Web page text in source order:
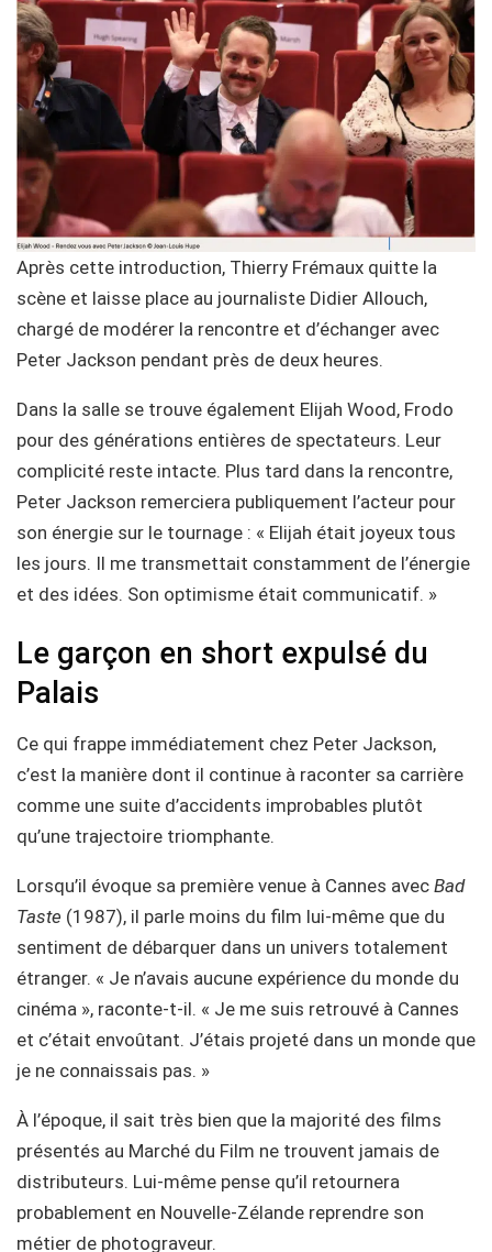
Après cette introduction, Thierry Frémaux quitte la
scène et laisse place au journaliste Didier Allouch,
chargé de modérer la rencontre et d’échanger avec
Peter Jackson pendant près de deux heures.
Dans la salle se trouve également Elijah Wood, Frodo
pour des générations entières de spectateurs. Leur
complicité reste intacte. Plus tard dans la rencontre,
Peter Jackson remerciera publiquement l’acteur pour
son énergie sur le tournage : « Elijah était joyeux tous
les jours. Il me transmettait constamment de l’énergie
et des idées. Son optimisme était communicatif. »
Le garçon en short expulsé du
Palais
Ce qui frappe immédiatement chez Peter Jackson,
c’est la manière dont il continue à raconter sa carrière
comme une suite d’accidents improbables plutôt
qu’une trajectoire triomphante.
Lorsqu’il évoque sa première venue à Cannes avec Bad
Taste (1987), il parle moins du film lui-même que du
sentiment de débarquer dans un univers totalement
étranger. « Je n’avais aucune expérience du monde du
cinéma », raconte-t-il. « Je me suis retrouvé à Cannes
et c’était envoûtant. J’étais projeté dans un monde que
je ne connaissais pas. »
À l’époque, il sait très bien que la majorité des films
présentés au Marché du Film ne trouvent jamais de
distributeurs. Lui-même pense qu’il retournera
probablement en Nouvelle-Zélande reprendre son
métier de photograveur.